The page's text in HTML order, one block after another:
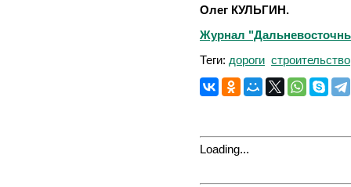
Олег КУЛЬГИН.
Журнал
Теги: дороги строительство
Loading...